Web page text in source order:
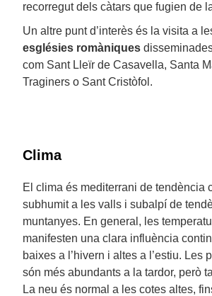
recorregut dels càtars que fugien de
Un altre punt d’interès és la visita a
esglésies romàniques
com Sant Lleïr de Casavella, Santa
Traginers o Sant Cristòfol.
Clima
El clima és mediterrani de tendència
subhumit a les valls i subalpí de
muntanyes. En general, les
manifesten una clara influència
baixes a l’hivern i altes a l’estiu. Les
són més abundants a la tardor, però
La neu és normal a les cotes altes,